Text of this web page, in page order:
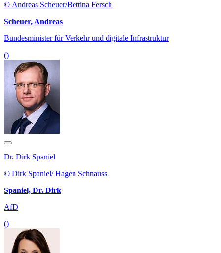
© Andreas Scheuer/Bettina Fersch
Scheuer, Andreas
Bundesminister für Verkehr und digitale Infrastruktur
()
Dr. Dirk Spaniel
© Dirk Spaniel/ Hagen Schnauss
Spaniel, Dr. Dirk
AfD
()